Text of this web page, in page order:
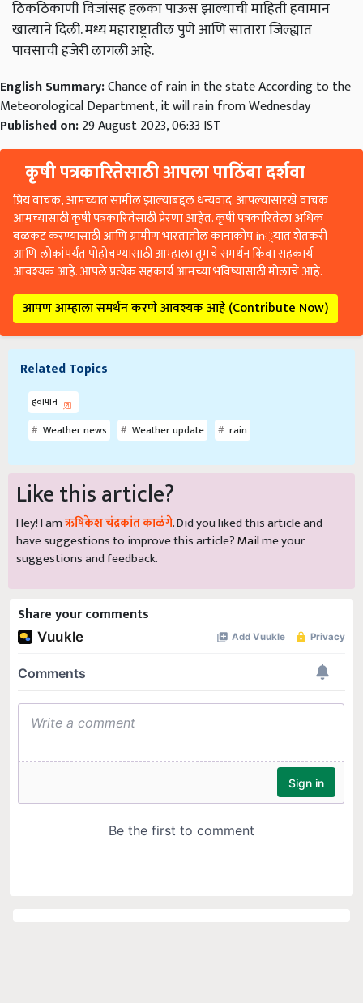
ठिकठिकाणी विजांसह हलका पाऊस झाल्याची माहिती हवामान
खात्याने दिली. मध्य महाराष्ट्रातील पुणे आणि सातारा जिल्ह्यात
पावसाची हजेरी लागली आहे.
English Summary:Chance of rain in the state According to the
Meteorological Department, it will rain from Wednesday
Published on:29 August 2023, 06:33 IST
कृषी पत्रकारितेसाठी आपला पाठिंबा दर्शवा
प्रिय वाचक, आमच्यात सामील झाल्याबद्दल धन्यवाद. आपल्यासारखे वाचक
आमच्यासाठी कृषी पत्रकारितेसाठी प्रेरणा आहेत. कृषी पत्रकारितेला अधिक
बळकट करण्यासाठी आणि ग्रामीण भारतातील कानाकोप in्यात शेतकरी
आणि लोकांपर्यंत पोहोचण्यासाठी आम्हाला तुमचे समर्थन किंवा सहकार्य
आवश्यक आहे. आपले प्रत्येक सहकार्य आमच्या भविष्यासाठी मोलाचे आहे.
आपण आम्हाला समर्थन करणे आवश्यक आहे (Contribute Now)
Related Topics
हवामान
Weather news
Weather update rain
Like this article?
Hey! I amऋषिकेश चंद्रकांत काळंगे. Did you liked this article and
have suggestions to improve this article?Mailme your
suggestions and feedback.
Share your comments